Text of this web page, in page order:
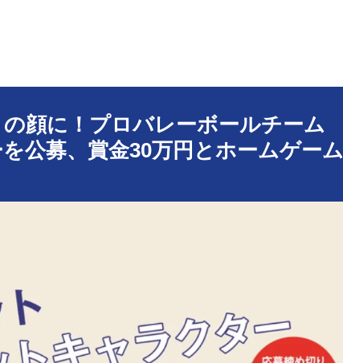
顔に！プロバレーボールチーム
公募、賞金30万円とホームゲーム